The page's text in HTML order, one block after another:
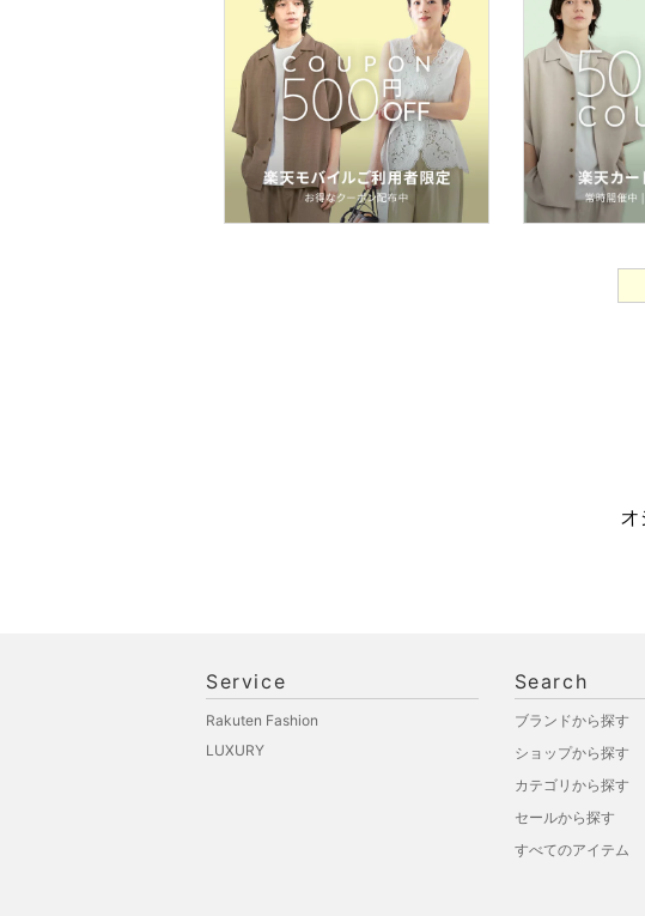
スポーツ・アウトドア用
文房具
福袋・ギフト・その他
Service
Rakuten Fashion
LUXURY
Search
ブランドから探す
ショップから探す
カテゴリから探す
セールから探す
すべてのアイテム